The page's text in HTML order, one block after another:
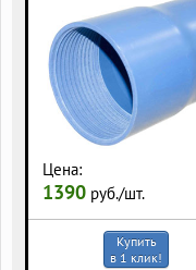
Цена:
1390 руб./шт.
Купить
в 1 клик!